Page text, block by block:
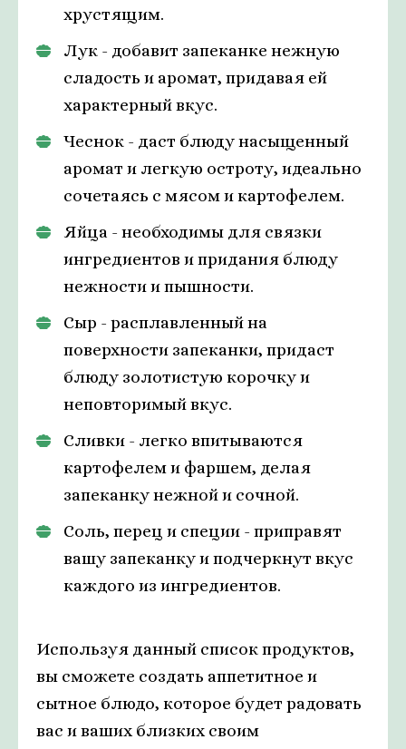
хрустящим.
Лук - добавит запеканке нежную
сладость и аромат, придавая ей
характерный вкус.
Чеснок - даст блюду насыщенный
аромат и легкую остроту, идеально
сочетаясь с мясом и картофелем.
Яйца - необходимы для связки
ингредиентов и придания блюду
нежности и пышности.
Сыр - расплавленный на
поверхности запеканки, придаст
блюду золотистую корочку и
неповторимый вкус.
Сливки - легко впитываются
картофелем и фаршем, делая
запеканку нежной и сочной.
Соль, перец и специи - приправят
вашу запеканку и подчеркнут вкус
каждого из ингредиентов.
Используя данный список продуктов,
вы сможете создать аппетитное и
сытное блюдо, которое будет радовать
вас и ваших близких своим